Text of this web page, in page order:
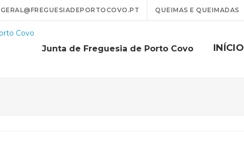
GERAL@FREGUESIADEPORTOCOVO.PT QUEIMAS E QUEIMADAS
Junta de Freguesia de Porto Covo INÍCIO